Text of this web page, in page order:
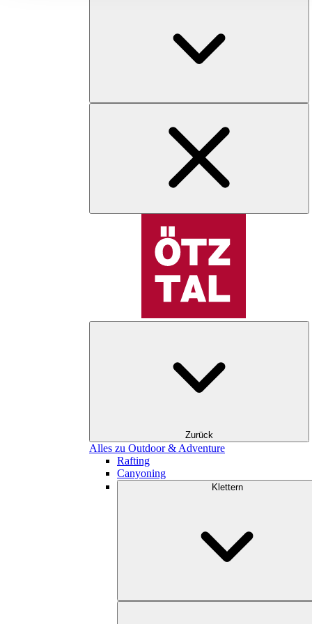
Zurück
Alles zu Outdoor & Adventure
Rafting
Canyoning
Klettern